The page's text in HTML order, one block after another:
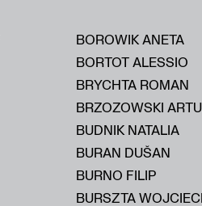
BOROWIK ANETA
BORTOT ALESSIO
BRYCHTA ROMAN
BRZOZOWSKI
BUDNIK NATALIA
BURAN DUŠAN
BURNO FILIP
BURSZTA